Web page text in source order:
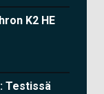
K2 HE
Testissä